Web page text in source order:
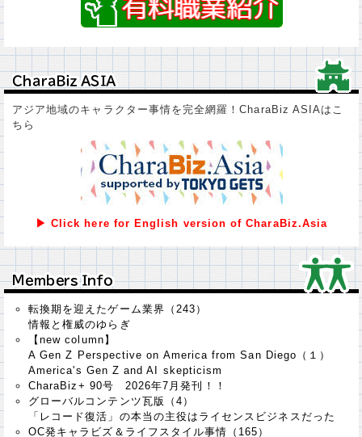
ＣｈａｒａＢｉｚ ＡＳＩＡ
ＣｈａｒａＢｉｚ ＡＳＩＡ
アジア地域のキャラクター事情を完全網羅！CharaBiz ASIAはこ
ちら
▶ Click here for English version of CharaBiz.Asia
Ｍｅｍｂｅｒｓ Ｉｎｆｏ
Ｍｅｍｂｅｒｓ Ｉｎｆｏ
転換期を迎えたゲーム業界（243）
情報と権威のゆらぎ
【new column】
A Gen Z Perspective on America from San Diego（１）
America's Gen Z and AI skepticism
CharaBiz+ 90号 2026年7月発刊！！
グローバルコンテンツ瓦版（4）
「レコード復活」の本当の主役はライセンスビジネスだった
OC発キャラビズ＆ライフスタイル事情（165）